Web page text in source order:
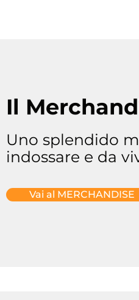
Il
Uno splendido
indossare e da
Vai al MERCHANDISE